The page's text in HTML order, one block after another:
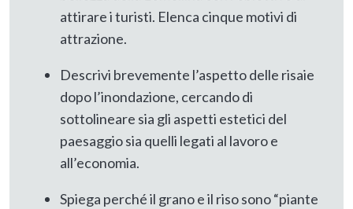
attirare i turisti. Elenca cinque motivi di
attrazione.
Descrivi brevemente l’aspetto delle risaie
dopo l’inondazione, cercando di
sottolineare sia gli aspetti estetici del
paesaggio sia quelli legati al lavoro e
all’economia.
Spiega perché il grano e il riso sono “piante